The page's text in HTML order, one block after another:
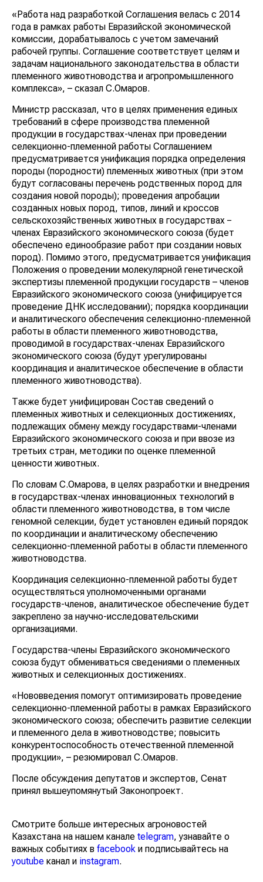
«Работа над разработкой Соглашения велась с 2014
года в рамках работы Евразийской экономической
комиссии, дорабатывалось с учетом замечаний
рабочей группы. Соглашение соответствует целям и
задачам национального законодательства в области
племенного животноводства и агропромышленного
комплекса», – сказал С.Омаров.
Министр рассказал, что в целях применения единых
требований в сфере производства племенной
продукции в государствах-членах при проведении
селекционно-племенной работы Соглашением
предусматривается унификация порядка определения
породы (породности) племенных животных (при этом
будут согласованы перечень родственных пород для
создания новой породы); проведения апробации
созданных новых пород, типов, линий и кроссов
сельскохозяйственных животных в государствах −
членах Евразийского экономического союза (будет
обеспечено единообразие работ при создании новых
пород). Помимо этого, предусматривается унификация
Положения о проведении молекулярной генетической
экспертизы племенной продукции государств – членов
Евразийского экономического союза (унифицируется
проведение ДНК исследовании); порядка координации
и аналитического обеспечения селекционно-племенной
работы в области племенного животноводства,
проводимой в государствах-членах Евразийского
экономического союза (будут урегулированы
координация и аналитическое обеспечение в области
племенного животноводства).
Также будет унифицирован Состав сведений о
племенных животных и селекционных достижениях,
подлежащих обмену между государствами-членами
Евразийского экономического союза и при ввозе из
третьих стран, методики по оценке племенной
ценности животных.
По словам С.Омарова, в целях разработки и внедрения
в государствах-членах инновационных технологий в
области племенного животноводства, в том числе
геномной селекции, будет установлен единый порядок
по координации и аналитическому обеспечению
селекционно-племенной работы в области племенного
животноводства.
Координация селекционно-племенной работы будет
осуществляться уполномоченными органами
государств-членов, аналитическое обеспечение будет
закреплено за научно-исследовательскими
организациями.
Государства-члены Евразийского экономического
союза будут обмениваться сведениями о племенных
животных и селекционных достижениях.
«Нововведения помогут оптимизировать проведение
селекционно-племенной работы в рамках Евразийского
экономического союза; обеспечить развитие селекции
и племенного дела в животноводстве; повысить
конкурентоспособность отечественной племенной
продукции», – резюмировал С.Омаров.
После обсуждения депутатов и экспертов, Сенат
принял вышеупомянутый Законопроект.
Смотрите больше интересных агроновостей
Казахстана на нашем канале telegram, узнавайте о
важных событиях в facebook и подписывайтесь на
youtube канал и instagram.